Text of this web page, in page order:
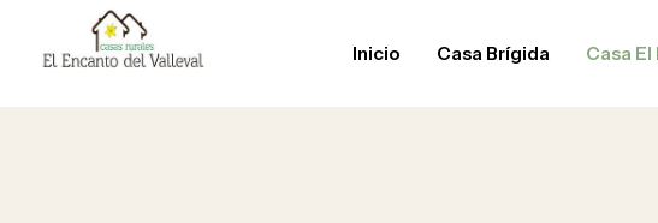
Inicio Casa Brígida Casa